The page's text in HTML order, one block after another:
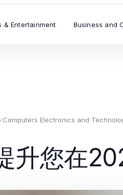
& Entertainment Business and
·Computers Electronics and
升您在